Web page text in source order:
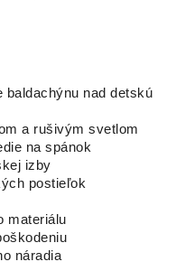
baldachýnu nad detskú
a rušivým svetlom
na spánok
izby
postieľok
materiálu
náradia